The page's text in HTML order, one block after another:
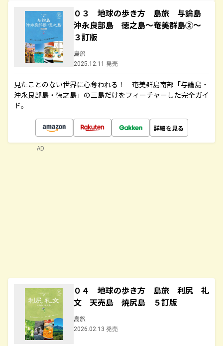
０３ 地球の歩き方 島旅 与論島
沖永良部島 徳之島～奄美群島②～
３訂版
島旅
2025.12.11 発売
見たことのない世界に心奪われる！ 奄美群島南部「与論島・
沖永良部島・徳之島」の三島だけをフィーチャーした完全ガイ
ド。
詳細を見る
０４ 地球の歩き方 島旅 利尻 礼
文 天売島 焼尻島 ５訂版
島旅
2026.02.13 発売
AD